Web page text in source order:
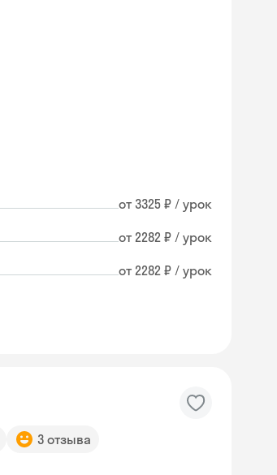
от 3325 ₽ / урок
от 2282 ₽ / урок
от 2282 ₽ / урок
3 отзыва